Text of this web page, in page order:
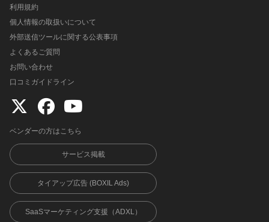
利用規約
個人情報の取扱いについて
外部送信ツールに関する公表事項
よくあるご質問
お問い合わせ
口コミガイドライン
ベンダーの方はこちら
サービス掲載
タイアップ広告 (BOXIL Ads)
SaaSマーケティング支援（ADXL）